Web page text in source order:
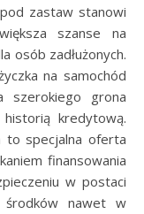
zastaw stanowi
szanse na
osób zadłużonych.
na samochód
grona
kredytową.
to specjalna oferta
finansowania
w postaci
środków nawet w